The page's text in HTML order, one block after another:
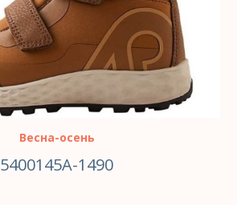
Весна-осень
5400145A-1490